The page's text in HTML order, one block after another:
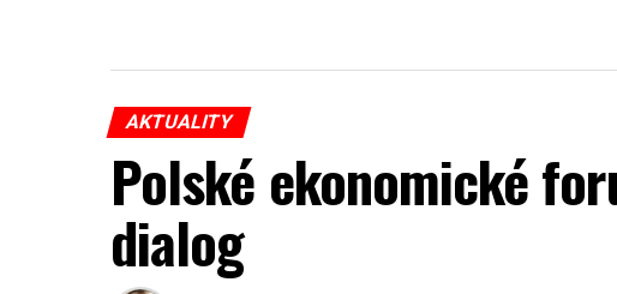
AKTUALITY
Polské ekonomické
dialog